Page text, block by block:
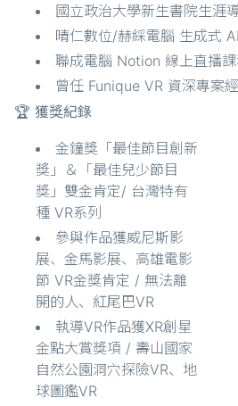
國立政治大學新生書院生涯
晴仁數位/赫綵電腦 生成式
聯成電腦 Notion 線上直播
曾任 Funique VR 資深專案
🏆 獲獎紀錄
金鐘獎「最佳節目創新
獎」＆「最佳兒少節目
獎」雙金肯定/ 台灣特有
種 VR系列
參與作品獲威尼斯影
展、金馬影展、高雄電影
節 VR金獎肯定 / 無法離
開的人、紅尾巴VR
執導VR作品獲XR創星
金點大賞獎項 / 壽山國家
自然公園洞穴探險VR、地
球圖鑑VR